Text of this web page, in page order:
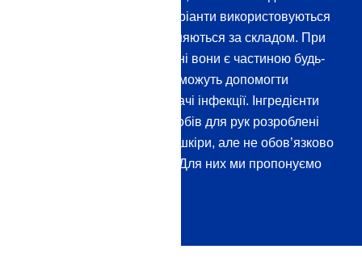
дезінфекції рук. Ці два варіанти використовуються
специфічно і дещо відрізняються за складом. При
правильному використанні вони є частиною будь-
якої гігієнічної концепції і можуть допомогти
розірвати ланцюги передачі інфекції. Інгредієнти
наших дезінфікуючих засобів для рук розроблені
спеціально для людської шкіри, але не обов’язково
для чутливих поверхонь. Для них ми пропонуємо